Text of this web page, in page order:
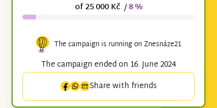
of 25 000 Kč / 8 %
The campaign is running on Znesnáze21
The campaign ended on 16. June 2024
Share with friends